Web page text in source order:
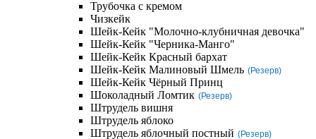
Трубочка с кремом
Чизкейк
Шейк-Кейк "Молочно-клубничная девочка"
Шейк-Кейк "Черника-Манго"
Шейк-Кейк Красный бархат
Шейк-Кейк Малиновый Шмель (Резерв)
Шейк-Кейк Чёрный Принц
Шоколадный Ломтик (Резерв)
Штрудель вишня
Штрудель яблоко
Штрудель яблочный постный (Резерв)